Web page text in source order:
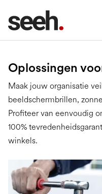
Oplossingen
Maak jouw organisatie
beeldschermbrillen,
Profiteer van eenvoudig
100%
winkels.